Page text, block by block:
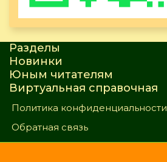
Разделы
Новинки
Юным читателям
Виртуальная справочная
Политика конфиденциальности
Обратная связь